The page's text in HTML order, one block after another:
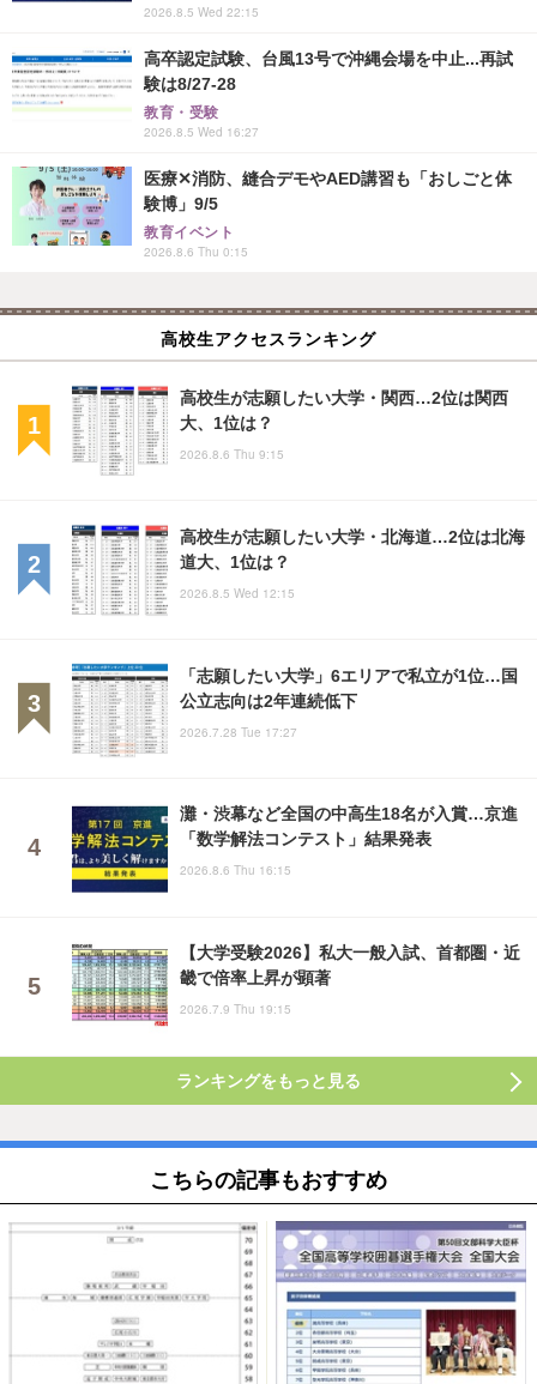
2026.8.5 Wed 22:15
高卒認定試験、台風13号で沖縄会場を中止...再試
験は8/27-28
教育・受験
2026.8.5 Wed 16:27
医療✕消防、縫合デモやAED講習も「おしごと体
験博」9/5
教育イベント
2026.8.6 Thu 0:15
高校生アクセスランキング
高校生が志願したい大学・関西…2位は関西
大、1位は？
2026.8.6 Thu 9:15
高校生が志願したい大学・北海道…2位は北海
道大、1位は？
2026.8.5 Wed 12:15
「志願したい大学」6エリアで私立が1位…国
公立志向は2年連続低下
2026.7.28 Tue 17:27
灘・渋幕など全国の中高生18名が入賞…京進
「数学解法コンテスト」結果発表
2026.8.6 Thu 16:15
【大学受験2026】私大一般入試、首都圏・近
畿で倍率上昇が顕著
2026.7.9 Thu 19:15
ランキングをもっと見る
こちらの記事もおすすめ